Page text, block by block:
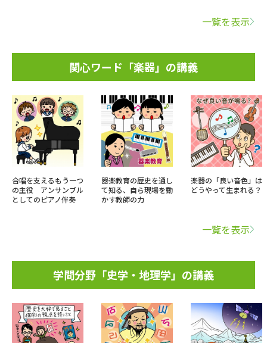
一覧を表示
関心ワード「楽器」の講義
合唱を支えるもう一つ
の主役 アンサンブル
としてのピアノ伴奏
器楽教育の歴史を通し
て知る、自ら現場を動
かす教師の力
楽器の「良い音色」は
どうやって生まれる？
一覧を表示
学問分野「史学・地理学」の講義